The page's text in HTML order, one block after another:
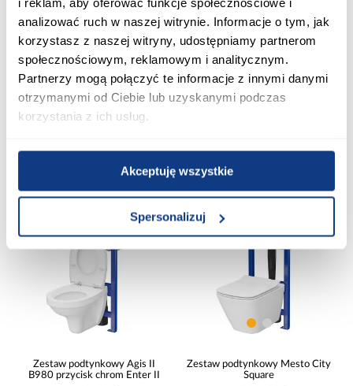
analizować ruch w naszej witrynie. Informacje o tym, jak
korzystasz z naszej witryny, udostępniamy partnerom
społecznościowym, reklamowym i analitycznym.
Partnerzy mogą połączyć te informacje z innymi danymi
otrzymanymi od Ciebie lub uzyskanymi podczas
korzystania z ich usług.
Akceptuję wszystkie
Spersonalizuj
Zestaw podtynkowy City Oval
B988 przycisk chrom kółko
pneumatyczny
1 298,00 zł
Zestaw podtynkowy Caspia
B981 przycisk chrom
mechaniczny
1 499,00 zł
Zestaw podtynkowy Agis II
B980 przycisk chrom Enter II
Zestaw podtynkowy Mesto City
Square